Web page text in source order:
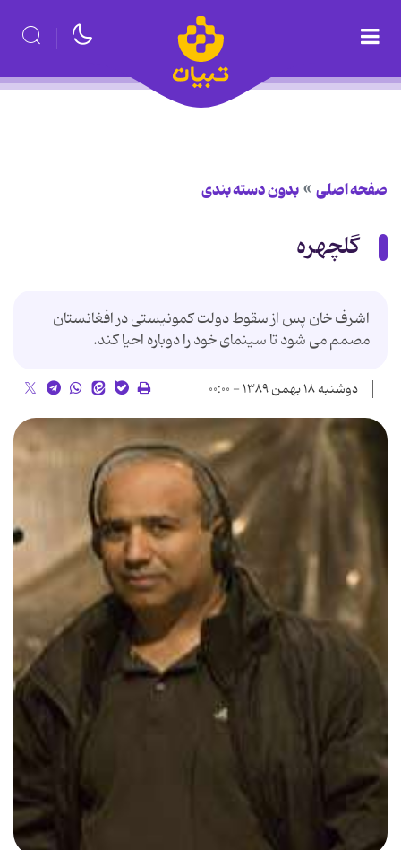
صفحه اصلی بدون دسته بندی
گلچهره
اشرف خان پس از سقوط دولت کمونیستی در افغانستان
مصمم می شود تا سینمای خود را دوباره احیا کند.
دوشنبه ۱۸ بهمن ۱۳۸۹ - ۰۰:۰۰